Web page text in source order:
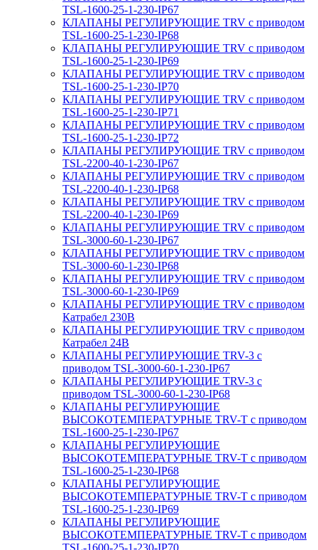
TSL-1600-25-1-230-IP67
КЛАПАНЫ РЕГУЛИРУЮЩИЕ TRV с приводом
TSL-1600-25-1-230-IP68
КЛАПАНЫ РЕГУЛИРУЮЩИЕ TRV с приводом
TSL-1600-25-1-230-IP69
КЛАПАНЫ РЕГУЛИРУЮЩИЕ TRV с приводом
TSL-1600-25-1-230-IP70
КЛАПАНЫ РЕГУЛИРУЮЩИЕ TRV с приводом
TSL-1600-25-1-230-IP71
КЛАПАНЫ РЕГУЛИРУЮЩИЕ TRV с приводом
TSL-1600-25-1-230-IP72
КЛАПАНЫ РЕГУЛИРУЮЩИЕ TRV с приводом
TSL-2200-40-1-230-IP67
КЛАПАНЫ РЕГУЛИРУЮЩИЕ TRV с приводом
TSL-2200-40-1-230-IP68
КЛАПАНЫ РЕГУЛИРУЮЩИЕ TRV с приводом
TSL-2200-40-1-230-IP69
КЛАПАНЫ РЕГУЛИРУЮЩИЕ TRV с приводом
TSL-3000-60-1-230-IP67
КЛАПАНЫ РЕГУЛИРУЮЩИЕ TRV с приводом
TSL-3000-60-1-230-IP68
КЛАПАНЫ РЕГУЛИРУЮЩИЕ TRV с приводом
TSL-3000-60-1-230-IP69
КЛАПАНЫ РЕГУЛИРУЮЩИЕ TRV с приводом
Катрабел 230В
КЛАПАНЫ РЕГУЛИРУЮЩИЕ TRV с приводом
Катрабел 24В
КЛАПАНЫ РЕГУЛИРУЮЩИЕ TRV-3 с
приводом TSL-3000-60-1-230-IP67
КЛАПАНЫ РЕГУЛИРУЮЩИЕ TRV-3 с
приводом TSL-3000-60-1-230-IP68
КЛАПАНЫ РЕГУЛИРУЮЩИЕ
ВЫСОКОТЕМПЕРАТУРНЫЕ TRV-T с приводом
TSL-1600-25-1-230-IP67
КЛАПАНЫ РЕГУЛИРУЮЩИЕ
ВЫСОКОТЕМПЕРАТУРНЫЕ TRV-T с приводом
TSL-1600-25-1-230-IP68
КЛАПАНЫ РЕГУЛИРУЮЩИЕ
ВЫСОКОТЕМПЕРАТУРНЫЕ TRV-T с приводом
TSL-1600-25-1-230-IP69
КЛАПАНЫ РЕГУЛИРУЮЩИЕ
ВЫСОКОТЕМПЕРАТУРНЫЕ TRV-T с приводом
TSL-1600-25-1-230-IP70